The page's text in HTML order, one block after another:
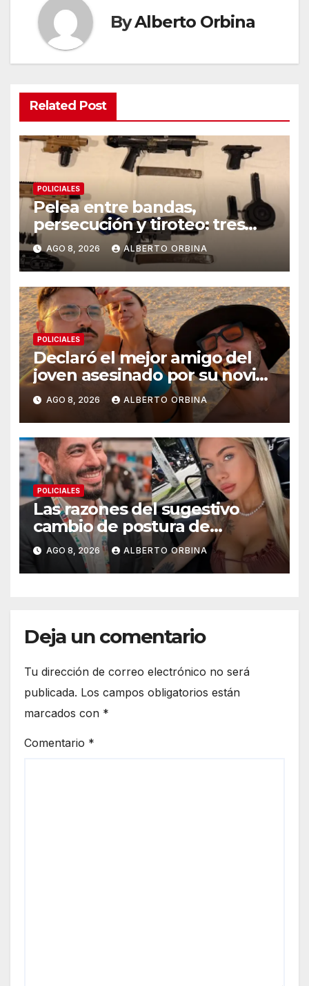
ByAlberto Orbina
Related Post
POLICIALES
Pelea entre bandas,
persecución y tiroteo: tres
detenidos y un kit para armar
ametralladoras
AGO 8, 2026 ALBERTO ORBINA
POLICIALES
Declaró el mejor amigo del
joven asesinado por su novia
en Chaco: “Le supliqué para
que la dejara, él era su rehén”
AGO 8, 2026 ALBERTO ORBINA
POLICIALES
Las razones del sugestivo
cambio de postura de
Candela Arizaga y los
beneficios de ser un Moyano
AGO 8, 2026 ALBERTO ORBINA
Deja un comentario
Tu dirección de correo electrónico no será
publicada. Los campos obligatorios están
marcados con *
Comentario *